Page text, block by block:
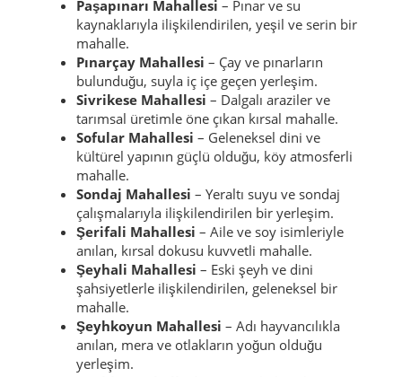
Paşapınarı Mahallesi – Pınar ve su
kaynaklarıyla ilişkilendirilen, yeşil ve serin bir
mahalle.
Pınarçay Mahallesi – Çay ve pınarların
bulunduğu, suyla iç içe geçen yerleşim.
Sivrikese Mahallesi – Dalgalı araziler ve
tarımsal üretimle öne çıkan kırsal mahalle.
Sofular Mahallesi – Geleneksel dini ve
kültürel yapının güçlü olduğu, köy atmosferli
mahalle.
Sondaj Mahallesi – Yeraltı suyu ve sondaj
çalışmalarıyla ilişkilendirilen bir yerleşim.
Şerifali Mahallesi – Aile ve soy isimleriyle
anılan, kırsal dokusu kuvvetli mahalle.
Şeyhali Mahallesi – Eski şeyh ve dini
şahsiyetlerle ilişkilendirilen, geleneksel bir
mahalle.
Şeyhkoyun Mahallesi – Adı hayvancılıkla
anılan, mera ve otlakların yoğun olduğu
yerleşim.